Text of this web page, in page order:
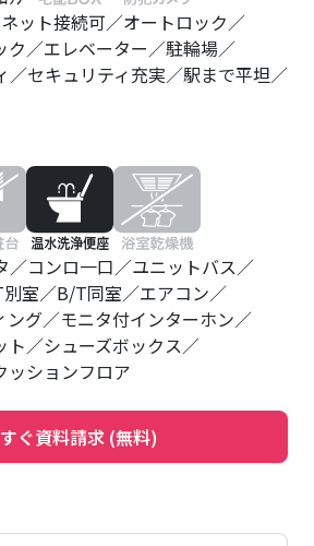
ット接続可
オートロック
ク
エレベーター
駐輪場
セキュリティ充実
駅まで平坦
コンロ一口
ユニットバス
室 B/T同室
エアコン
ング
モニタ付インターホン
ト
シューズボックス
ッションフロア
ぐ資料請求 (無料)